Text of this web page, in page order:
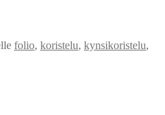
folio, koristelu, kynsikoristelu,